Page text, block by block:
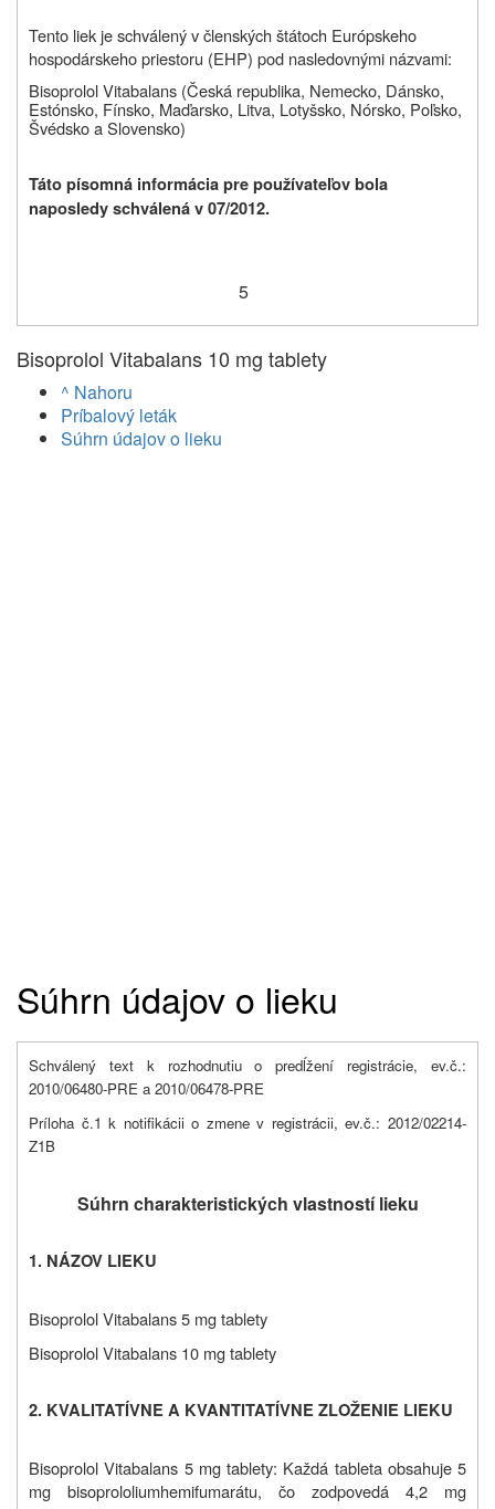
Tento liek je schválený v členských štátoch Európskeho
hospodárskeho priestoru (EHP) pod nasledovnými názvami:
Bisoprolol Vitabalans (Česká republika, Nemecko, Dánsko,
Estónsko, Fínsko, Maďarsko, Litva, Lotyšsko, Nórsko, Poľsko,
Švédsko a Slovensko)
Táto písomná informácia pre používateľov bola
naposledy schválená v07/2012.
5
Bisoprolol Vitabalans 10 mg tablety
^ Nahoru
Príbalový leták
Súhrn údajov o lieku
Súhrn údajov o lieku
Schválený text k rozhodnutiu o predĺžení registrácie, ev.č.:
2010/06480-PRE a 2010/06478-PRE
Príloha č.1 k notifikácii o zmene v registrácii, ev.č.: 2012/02214-
Z1B
Súhrn charakteristických vlastností lieku
1. NÁZOV LIEKU
Bisoprolol Vitabalans 5 mg tablety
Bisoprolol Vitabalans 10 mg tablety
2. KVALITATÍVNE A KVANTITATÍVNE ZLOŽENIE LIEKU
Bisoprolol Vitabalans 5 mg tablety: Každá tableta obsahuje 5
mg bisoprololiumhemifumarátu, čo zodpovedá 4,2 mg